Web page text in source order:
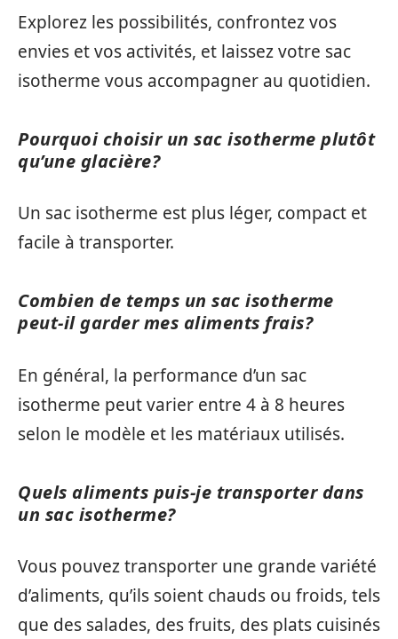
Explorez les possibilités, confrontez vos
envies et vos activités, et laissez votre sac
isotherme vous accompagner au quotidien.
Pourquoi choisir un sac isotherme plutôt
qu’une glacière?
Un sac isotherme est plus léger, compact et
facile à transporter.
Combien de temps un sac isotherme
peut-il garder mes aliments frais?
En général, la performance d’un sac
isotherme peut varier entre 4 à 8 heures
selon le modèle et les matériaux utilisés.
Quels aliments puis-je transporter dans
un sac isotherme?
Vous pouvez transporter une grande variété
d’aliments, qu’ils soient chauds ou froids, tels
que des salades, des fruits, des plats cuisinés